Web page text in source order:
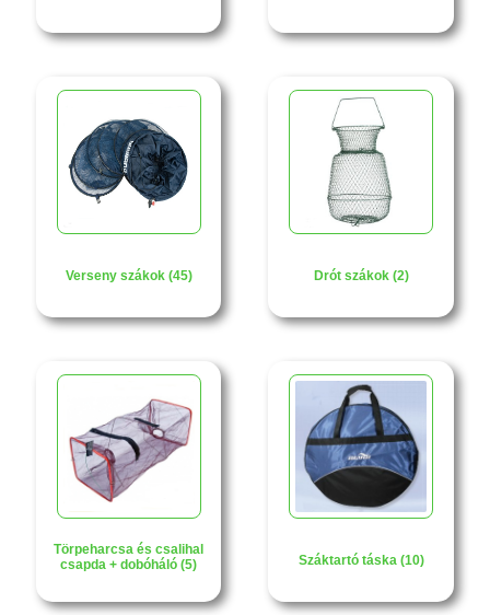
Verseny szákok (45) Drót szákok (2)
Törpeharcsa és csalihal
csapda + dobóháló (5)
Száktartó táska (10)